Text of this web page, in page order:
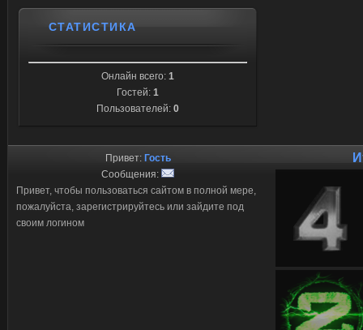
СТАТИСТИКА
Онлайн всего: 1
Гостей: 1
Пользователей: 0
Привет: Гость
Сообщения:
Привет, чтобы пользоваться сайтом в полной мере,
пожалуйста, зарегистрируйтесь или зайдите под
своим логином